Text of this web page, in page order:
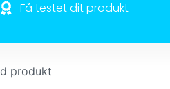
Få testet dit produkt